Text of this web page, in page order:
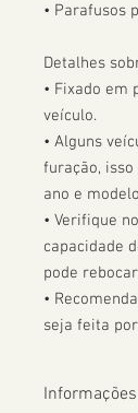
• Parafusos
Detalhes
• Fixado em
veículo.
• Alguns
furação,
ano e
• Verifique
capacidade
pode
•
seja feita